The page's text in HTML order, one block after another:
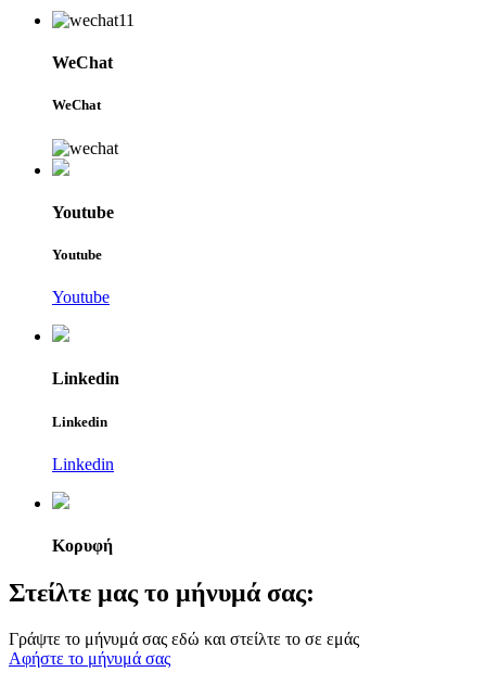
WeChat
WeChat
Youtube
Youtube
Youtube
Linkedin
Linkedin
Linkedin
Κορυφή
Στείλτε μας το μήνυμά σας:
Γράψτε το μήνυμά σας εδώ και στείλτε το σε εμάς
Αφήστε το μήνυμά σας